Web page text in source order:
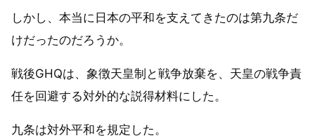
しかし、本当に日本の平和を支えてきたのは第九条だ
けだったのだろうか。
戦後GHQは、象徴天皇制と戦争放棄を、天皇の戦争責
任を回避する対外的な説得材料にした。
九条は対外平和を規定した。